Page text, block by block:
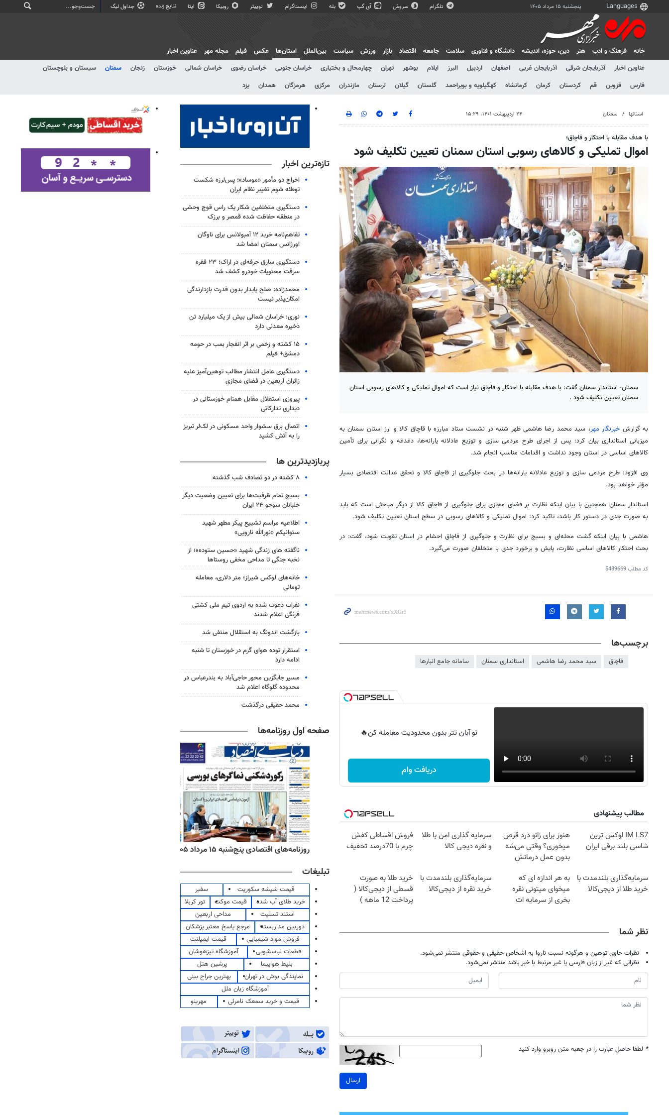
پنجشنبه ۱۵ مرداد ۱۴۰۵ تلگرام سروش آی گپ بله اینستاگرام توییتر روبیکا ایتا نتایج زنده جداول لیگ
خانه فرهنگ و ادب هنر دين، حوزه، انديشه دانشگاه و فناوری سلامت جامعه اقتصاد بازار ورزش سیاست بین‌الملل
استان‌ها
عناوین اخبار
آذربایجان شرقی آذربایجان غربی اصفهان اردبیل البرز ایلام بوشهر تهران چهارمحال و بختیاری خراسان جنوبی خراسان رضوی خراسان شمالی خوزستان زنجان سمنان
سیستان و بلوچستان
فارس
قزوین قم کردستان کرمان کرمانشاه کهگیلویه و بویراحمد گلستان گیلان لرستان مازندران مرکزی هرمزگان همدان یزد
عکس فیلم مجله مهر عناوین اخبار
استانها سمنان ۲۴ اردیبهشت ۱۴۰۱، ۱۵:۲۹
با هدف مقابله با احتکار و قاچاق؛
اموال تملیکی و کالاهای رسوبی استان سمنان تعیین تکلیف شود
سمنان- استاندار سمنان گفت: با هدف مقابله با احتکار و قاچاق نیاز است که اموال تملیکی و کالاهای رسوبی استان
سمنان تعیین تکلیف شود .
به گزارش خبرنگار مهر، سید محمد رضا هاشمی ظهر شنبه در نشست ستاد مبارزه با قاچاق کالا و ارز استان سمنان به
میزبانی استانداری بیان کرد: پس از اجرای طرح مردمی سازی و توزیع عادلانه یارانه‌ها، دغدغه و نگرانی برای تأمین
کالاهای اساسی در استان وجود نداشت و اقدامات مناسب انجام شد.
وی افزود: طرح مردمی سازی و توزیع عادلانه یارانه‌ها در بحث جلوگیری از قاچاق کالا و تحقق عدالت اقتصادی بسیار
مؤثر خواهد بود.
استاندار سمنان همچنین با بیان اینکه نظارت بر فضای مجازی برای جلوگیری از قاچاق کالا از دیگر مباحثی است که باید
به صورت جدی در دستور کار باشد، تاکید کرد: اموال تملیکی و کالاهای رسوبی در سطح استان تعیین تکلیف شود.
هاشمی با بیان اینکه گشت محله‌ای و بسیج برای نظارت و جلوگیری از قاچاق احشام در استان تقویت شود، گفت: در
بحث احتکار کالاهای اساسی نظارت، پایش و برخورد جدی با متخلفان صورت می‌گیرد.
کد مطلب5489669
برچسب‌ها
قاچاق سید محمد رضا هاشمی استانداری سمنان سامانه جامع انبارها
تو آبان تتر بدون محدودیت معامله کن🔥
دریافت وام
مطالب پیشنهادی
IM LS7 لوکس ترین
شاسی بلند برقی ایران
هنوز برای زانو درد قرص
میخوری؟ وقتی می‌شه
بدون عمل درمانش
سرمایه گذاری امن با طلا
و نقره دیجی کالا
فروش اقساطی کفش
چرم با 70درصد تخفیف
سرمایه‌گذاری بلندمدت با
خرید طلا از دیجی‌کالا
به هر اندازه ای که
میخوای میتونی نقره
بخری از سرمایه ات
سرمایه‌گذاری بلندمدت با
خرید نقره از دیجی‌کالا
خرید طلا به صورت
قسطی از دیجی‌کالا (
پرداخت 12 ماهه )
نظر شما
نظرات حاوی توهین و هرگونه نسبت ناروا به اشخاص حقیقی و حقوقی منتشر نمی‌شود.
نظراتی که غیر از زبان فارسی یا غیر مرتبط با خبر باشد منتشر نمی‌شود.
* لطفا حاصل عبارت را در جعبه متن روبرو وارد کنید
ارسال
تازه‌ترین اخبار
اخراج دو مأمور «موساد»؛ پس‌لرزه شکست
توطئه شوم تغییر نظام ایران
دستگیری متخلفین شکار یک راس قوچ وحشی
در منطقه حفاظت شده قمصر و برزک
تفاهم‌نامه خرید ۱۲ آمبولانس برای ناوگان
اورژانس سمنان امضا شد
دستگیری سارق حرفه‌ای در اراک؛ ۲۳ فقره
سرقت محتویات خودرو کشف شد
محمدزاده: صلح پایدار بدون قدرت بازدارندگی
امکان‌پذیر نیست
نوری: خراسان شمالی بیش از یک میلیارد تن
ذخیره معدنی دارد
۱۵ کشته و زخمی بر اثر انفجار بمب در حومه
دمشق+ فیلم
دستگیری عامل انتشار مطالب توهین‌آمیز علیه
زائران اربعین در فضای مجازی
پیروزی استقلال مقابل همنام خوزستانی در
دیداری تدارکاتی
اتصال برق سشوار واحد مسکونی در لک‌لر تبریز
را به آتش کشید
پربازدیدترین ها
۸ کشته در دو تصادف شب گذشته
بسیج تمام ظرفیت‌ها برای تعیین وضعیت دیگر
خلبانان سوخو ۲۴ ایران
اطلاعیه مراسم تشییع پیکر مطهر شهید
ستوانیکم «نورالله نارویی»
ناگفته های زندگی شهید «حسین ستوده»؛ از
نخبه جنگی تا مداحی مخفی روستاها
خانه‌های لوکس شیراز؛ متر دلاری، معامله
تومانی
نفرات دعوت شده به اردوی تیم ملی کشتی
فرنگی اعلام شدند
بازگشت اندونگ به استقلال منتفی شد
استقرار توده هوای گرم در خوزستان تا شنبه
ادامه دارد
مسیر جایگزین محور حاجی‌آباد به بندرعباس در
محدوده گلوگاه اعلام شد
محمد حقیقی درگذشت
صفحه اول روزنامه‌ها
روزنامه‌های اقتصادی چهارشنبه ۱۴ مرداد ۱۴۰۵ روزنامه‌های ورزشی پنج‌شنبه ۱۵ مرداد ۱۴۰۵ روزنامه‌های اقتصادی پنج‌شنبه ۱۵ مرداد ۱۴۰۵
تبلیغات
قیمت شیشه سکوریت
سفیر
خرید طلای آب شده
قیمت موکت
تور کربلا
استند تسلیت
مداحی اربعین
دوربین مداربسته
مرجع پاسخ معتبر پزشکان
فروش مواد شیمیایی
قیمت ایمپلنت
قطعات لباسشویی
آموزشگاه تیزهوشان
بلیط هواپیما
پرشین هتل
نمایندگی بوش در تهران
بهترین جراح بینی
آموزشگاه زبان ملل
قیمت و خرید سمعک نامرئی
مهرینو